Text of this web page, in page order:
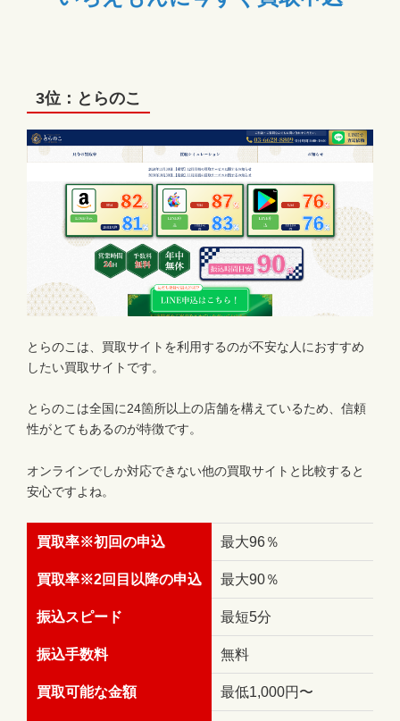
3位：とらのこ
とらのこは、買取サイトを利用するのが不安な人におすすめ
したい買取サイトです。
とらのこは全国に24箇所以上の店舗を構えているため、信頼
性がとてもあるのが特徴です。
オンラインでしか対応できない他の買取サイトと比較すると
安心ですよね。
買取率※初回の申込 最大96％
買取率※2回目以降の申込 最大90％
振込スピード 最短5分
振込手数料 無料
買取可能な金額 最低1,000円〜